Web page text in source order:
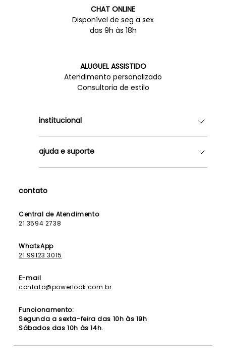
CHAT ONLINE
Disponível de seg a sex
das 9h às 18h
ALUGUEL ASSISTIDO
Atendimento personalizado
Consultoria de estilo
institucional
Lojas
Como Funciona
Lista de Formandas
ajuda e suporte
Política de Privacidade
contato
Central de Atendimento
21 3594 2738
WhatsApp
21 99123 3015
E-mail
contato@powerlook.com.br
Funcionamento:
Segunda a sexta-feira das 10h às 19h
Sábados das 10h às 14h.